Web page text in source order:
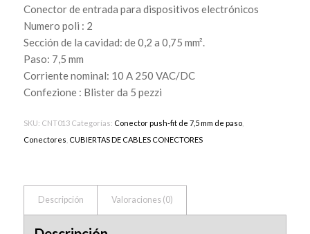
Conector de entrada para dispositivos electrónicos
Numero poli : 2
Sección de la cavidad: de 0,2 a 0,75 mm².
Paso: 7,5 mm
Corriente nominal: 10 A 250 VAC/DC
Confezione : Blister da 5 pezzi
SKU: CNT013 Categorías: Conector push-fit de 7,5 mm de paso,
Conectores CUBIERTAS DE CABLES CONECTORES
Descripción Valoraciones (0)